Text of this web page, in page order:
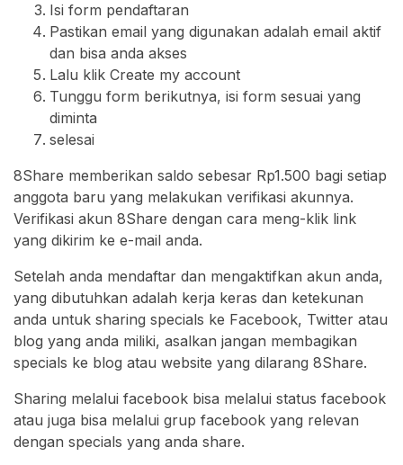
Isi form pendaftaran
Pastikan email yang digunakan adalah email aktif
dan bisa anda akses
Lalu klik Create my account
Tunggu form berikutnya, isi form sesuai yang
diminta
selesai
8Share memberikan saldo sebesar Rp1.500 bagi setiap
anggota baru yang melakukan verifikasi akunnya.
Verifikasi akun 8Share dengan cara meng-klik link
yang dikirim ke e-mail anda.
Setelah anda mendaftar dan mengaktifkan akun anda,
yang dibutuhkan adalah kerja keras dan ketekunan
anda untuk sharing specials ke Facebook, Twitter atau
blog yang anda miliki, asalkan jangan membagikan
specials ke blog atau website yang dilarang 8Share.
Sharing melalui facebook bisa melalui status facebook
atau juga bisa melalui grup facebook yang relevan
dengan specials yang anda share.